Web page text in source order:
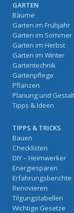
GARTEN
Bäume
Garten im Frühjahr
Garten im Sommer
Garten im Herbst
Garten im Winter
Gartentechnik
Gartenpflege
Pflanzen
Planung und
Tipps & Ideen
TIPPS & TRICKS
Bauen
Checklisten
DIY – Heimwerker
Energiesparen
Erfahrungsberichte
Renovieren
Tilgungstabellen
Wichtige Gesetze